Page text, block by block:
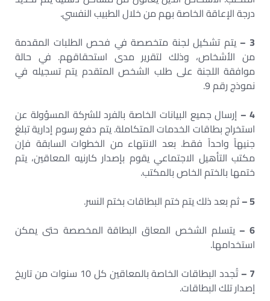
درجة الإعاقة الخاصة بهم من خلال الطبيب النفسي.
3 – يتم تشكيل لجنة متخصصة في فحص الطلبات المقدمة
من الأشخاص، وذلك لتقرير مدى استحقاقهم. في حالة
موافقة اللجنة على طلب الشخص المتقدم يتم تسجيله في
نموذج رقم 9.
4 – إرسال جميع البيانات الخاصة بالفرد للشركة المسؤولة عن
استخراج بطاقات الخدمات المتكاملة. يتم دفع رسوم إدارية تبلغ
جنيهاً واحداً فقط. بعد الانتهاء من الخطوات السابقة فإن
مكتب التأهيل الاجتماعي يقوم بإصدار كارنيه المعاقين، يتم
ختمها بالختم الخاص بالمكتب.
5 – ثم بعد ذلك يتم ختم البطاقات بختم النسر.
6 – يتسلم الشخص المعاق البطاقة المخصصة حتى يمكن
استخدامها.
7 –
تُجدد البطاقات الخاصة بالمعاقين كل 10 سنوات من تاريخ
إصدار تلك البطاقات.